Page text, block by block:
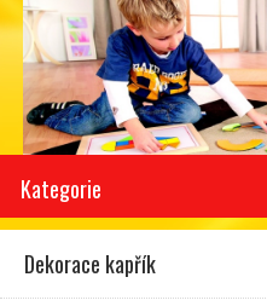
Kategorie
Dekorace kapřík